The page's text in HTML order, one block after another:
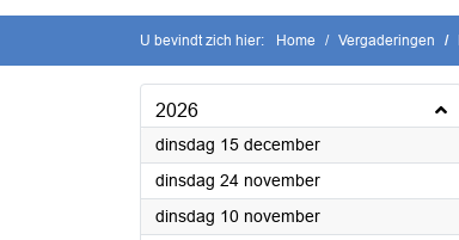
U bevindt zich hier: Home Vergaderingen
2026
dinsdag 15 december2026
dinsdag 24 november2026
dinsdag 10 november2026